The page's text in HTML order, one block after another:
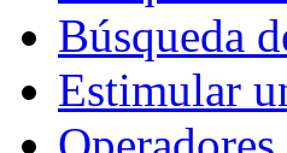
Búsqueda
Estimular